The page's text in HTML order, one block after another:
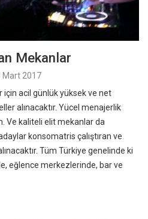
Mekanlar
Mart 2017
acil günlük yüksek ve net
alınacaktır. Yücel menajerlik
Ve kaliteli elit mekanlar da
konsomatris çalıştıran ve
Tüm Türkiye genelinde ki
eğlence merkezlerinde, bar ve